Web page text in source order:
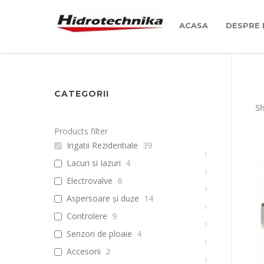
ACASA DESPRE
CATEGORII
Products filter
Irigatii Rezidentiale 39
Lacuri si Iazuri 4
Electrovalve 6
Aspersoare și duze 14
Controlere 9
Senzori de ploaie 4
Accesorii 2